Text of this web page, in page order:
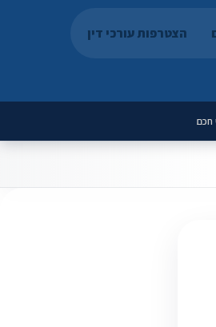
הצטרפות עורכי דין
חכם